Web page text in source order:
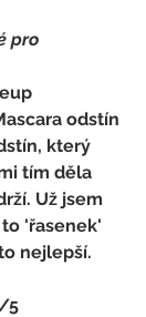
pro
odstín
který
tím děla
Už jsem
'řasenek'
nejlepší.
5